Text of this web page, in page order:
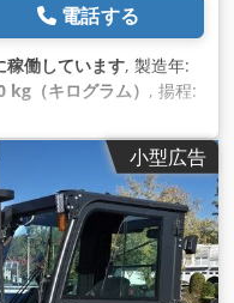
電話する
稼働しています, 製造年:
kg（キログラム） , 揚程:
型式:
mm, 空車重量:585
Elektro, 建設
小型広告